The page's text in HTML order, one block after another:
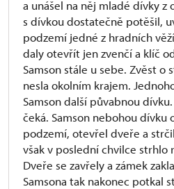
a unášel na něj mladé dívky z
s dívkou dostatečně potěšil,
podzemí jedné z hradních
daly otevřít jen zvenčí a klíč
Samson stále u sebe. Zvěst o
nesla okolním krajem.
Samson další půvabnou
čeká. Samson nebohou dívku
podzemí, otevřel dveře a
však v poslední chvilce strhlo
Dveře se zavřely a zámek
Samsona tak nakonec potkal